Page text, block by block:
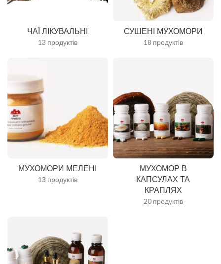
ЧАЇ ЛІКУВАЛЬНІ
13 продуктів
СУШЕНІ МУХОМОРИ
18 продуктів
МУХОМОРИ МЕЛЕНІ
13 продуктів
МУХОМОР В
КАПСУЛАХ ТА
КРАПЛЯХ
20 продуктів